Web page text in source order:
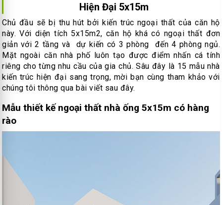
Hiện Đại 5x15m
Chủ đầu sẽ bị thu hút bởi kiến trúc ngoại thất của căn hộ
này. Với diện tích 5x15m2, căn hộ khá có ngoại thất đơn
giản với 2 tầng và dự kiến có 3 phòng đến 4 phòng ngủ.
Mặt ngoài căn nhà phố luôn tạo được điểm nhấn cá tính
riêng cho từng nhu cầu của gia chủ. Sâu đây là 15 mẫu nhà
kiến trúc hiện đại sang trọng, mời bạn cùng tham khảo với
chúng tôi thông qua bài viết sau đây.
Mẫu thiết kế ngoại thất nhà ống 5x15m có hàng
rào